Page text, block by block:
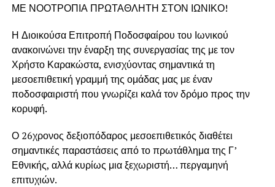
ΜΕ ΝΟΟΤΡΟΠΙΑ ΠΡΩΤΑΘΛΗΤΗ ΣΤΟΝ ΙΩΝΙΚΟ!
Η Διοικούσα Επιτροπή Ποδοσφαίρου του Ιωνικού
ανακοινώνει την έναρξη της συνεργασίας της με τον
Χρήστο Καρακώστα, ενισχύοντας σημαντικά τη
μεσοεπιθετική γραμμή της ομάδας μας με έναν
ποδοσφαιριστή που γνωρίζει καλά τον δρόμο προς την
κορυφή.
Ο 26χρονος δεξιοπόδαρος μεσοεπιθετικός διαθέτει
σημαντικές παραστάσεις από το πρωτάθλημα της Γ’
Εθνικής, αλλά κυρίως μια ξεχωριστή… περγαμηνή
επιτυχιών.